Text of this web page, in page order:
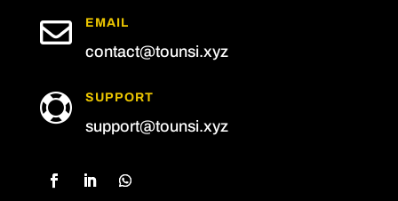
 EMAIL
contact@tounsi.xyz
 SUPPORT
support@tounsi.xyz